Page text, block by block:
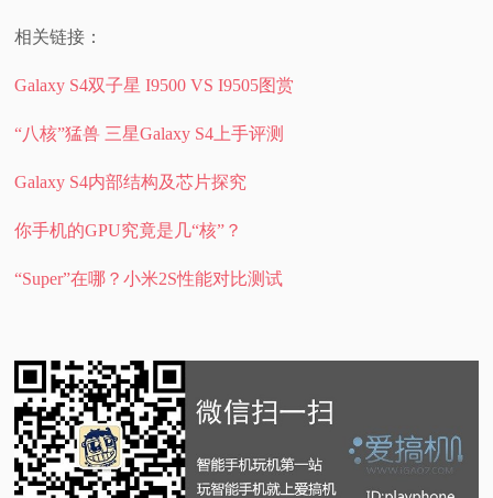
相关链接：
Galaxy S4双子星 I9500 VS I9505图赏
“八核”猛兽 三星Galaxy S4上手评测
Galaxy S4内部结构及芯片探究
你手机的GPU究竟是几“核”？
“Super”在哪？小米2S性能对比测试